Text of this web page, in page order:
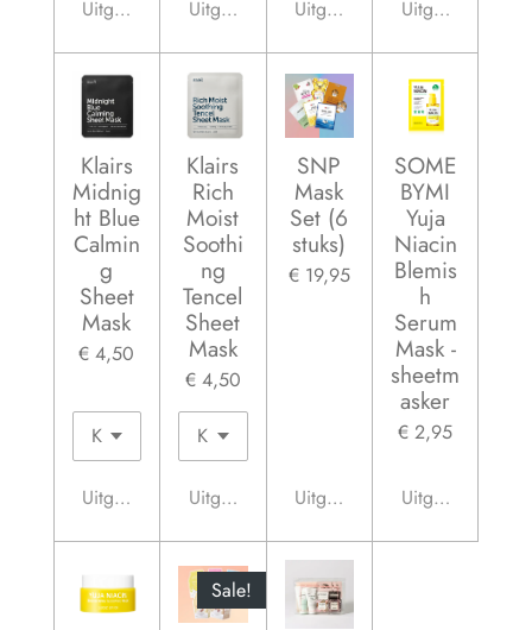
UitgeschakeldUitgeschakeldUitgeschakeldUitgeschakeld
Klairs
Midnig
ht Blue
Calmin
g
Sheet
Mask
€ 4,50
Uitgeschakeld
Klairs
Rich
Moist
Soothi
ng
Tencel
Sheet
Mask
€ 4,50
Uitgeschakeld
SNP
Mask
Set (6
stuks)
€ 19,95
Uitgeschakeld
SOME
BYMI
Yuja
Niacin
Blemis
h
Serum
Mask -
sheetm
asker
€ 2,95
Uitgeschakeld
Sale!